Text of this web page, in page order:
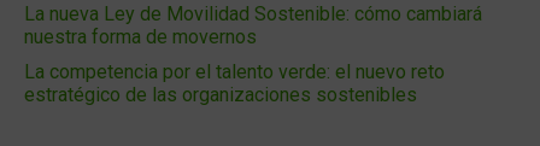
La nueva Ley de Movilidad Sostenible: cómo cambiará
nuestra forma de movernos
La competencia por el talento verde: el nuevo reto
estratégico de las organizaciones sostenibles